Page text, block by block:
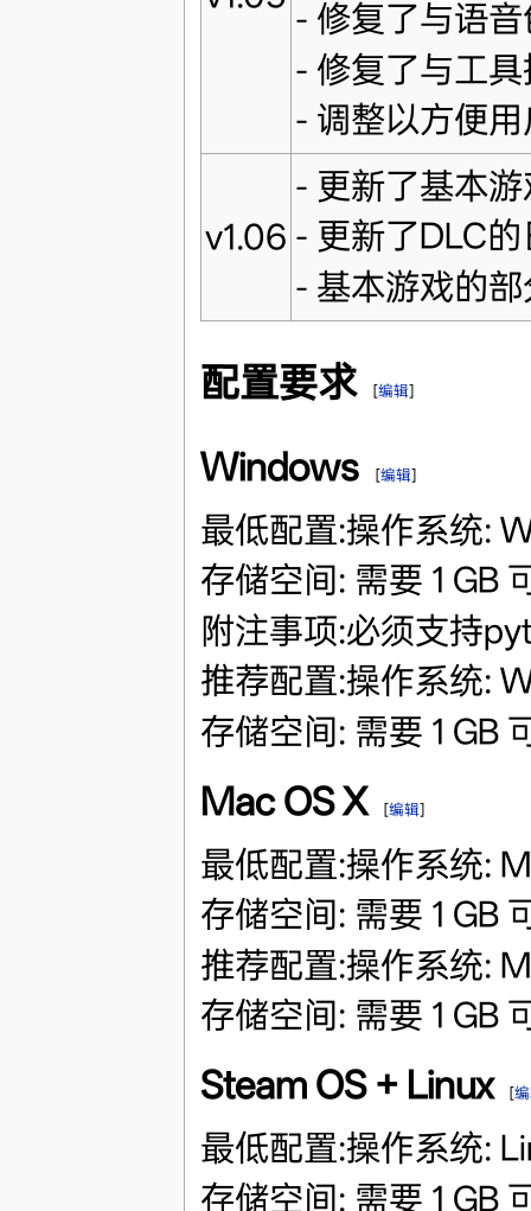
- 修复了与语
- 修复了与工
- 调整以方便
v1.06
- 更新了基本
- 更新了DLC
- 基本游戏的
配置要求 [编辑]
Windows [编辑]
最低配置:操作系统:
存储空间: 需要 1 GB
附注事项:必须支持
推荐配置:操作系统:
存储空间: 需要 1 GB
Mac OS X [编辑]
最低配置:操作系统:
存储空间: 需要 1 GB
推荐配置:操作系统:
存储空间: 需要 1 GB
Steam OS + Linux [
最低配置:操作系统:
存储空间: 需要 1 GB